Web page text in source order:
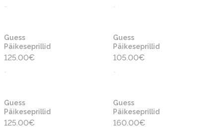
- -
Guess
Päikeseprillid
125.00€
-
Guess
Päikeseprillid
105.00€
-
Guess
Päikeseprillid
125.00€
Guess
Päikeseprillid
160.00€